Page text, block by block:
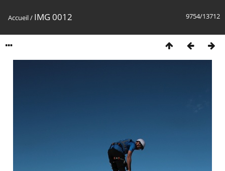
9754/13712
Accueil/ IMG 0012